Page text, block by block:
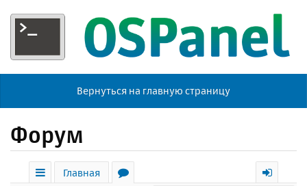
Вернуться на главную страницу
Форум
Главная